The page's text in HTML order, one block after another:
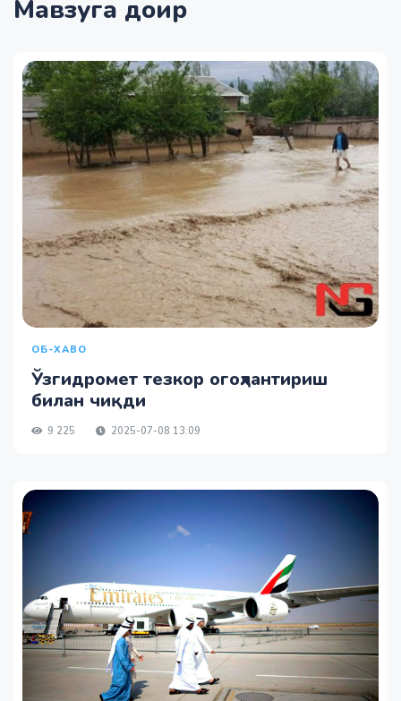
Мавзуга доир
ОБ-ХАВО
Ўзгидромет тезкор огоҳлантириш
билан чиқди
9 225 2025-07-08 13:09